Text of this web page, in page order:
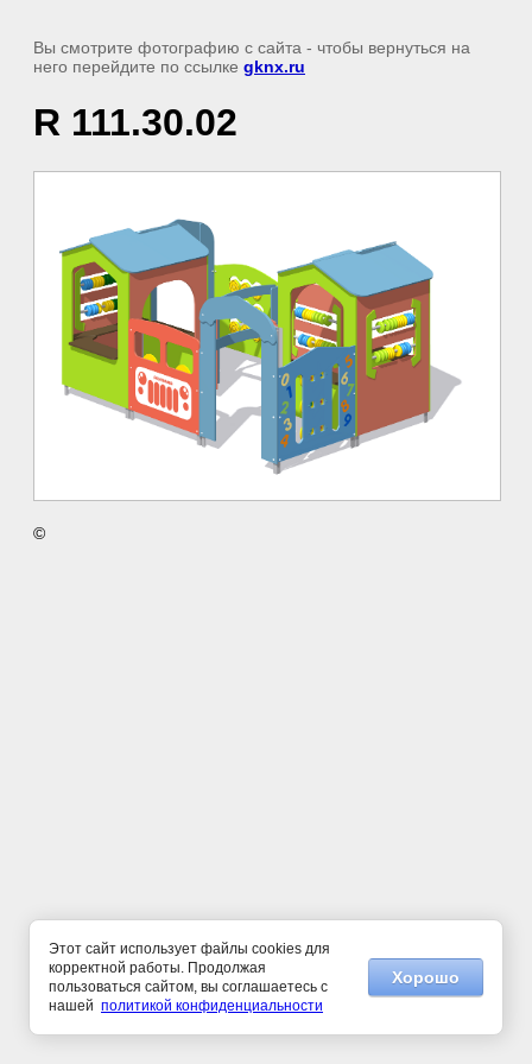
Вы смотрите фотографию с сайта - чтобы вернуться на
него перейдите по ссылке gknx.ru
R 111.30.02
©
Этот сайт использует файлы cookies для
корректной работы. Продолжая
пользоваться сайтом, вы соглашаетесь с
нашей политикой конфиденциальности
Хорошо